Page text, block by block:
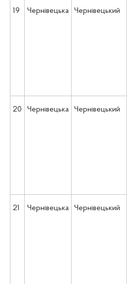
19 Чернівецька Чернівецький
20 Чернівецька Чернівецький
21 Чернівецька Чернівецький